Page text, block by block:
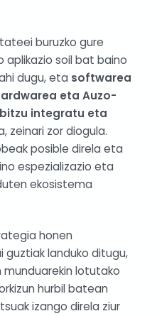
buruzko gure
aplikazio soil bat baino
dugu, eta softwarea
eta Auzo-
integratu eta
zeinari zor diogula.
posible direla eta
espezializazio eta
ekosistema
honen
guztiak landuko ditugu,
lotutako
hurbil batean
izango direla ziur